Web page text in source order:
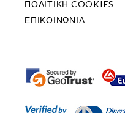
ΠΟΛΙΤΙΚΗ COOKIES
ΕΠΙΚΟΙΝΩΝΙΑ